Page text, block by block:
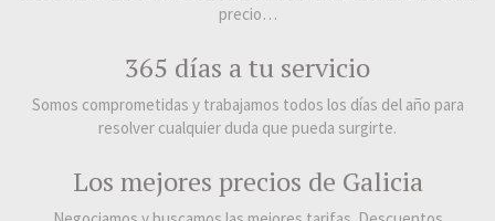
precio…
365 días a tu servicio
Somos comprometidas y trabajamos todos los días del año para
resolver cualquier duda que pueda surgirte.
Los mejores precios de Galicia